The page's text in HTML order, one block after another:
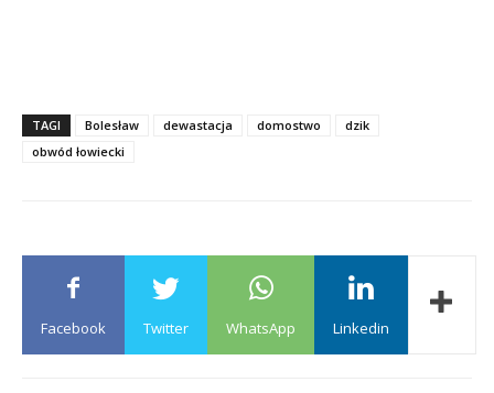
TAGI Bolesław dewastacja domostwo
dzik
obwód łowiecki
Facebook Twitter WhatsApp Linkedin